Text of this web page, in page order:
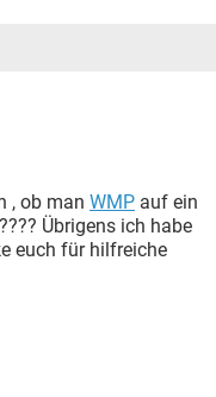
, ob man WMP auf ein
Übrigens ich habe
euch für hilfreiche